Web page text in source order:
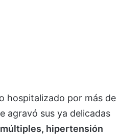
hospitalizado por más de
agravó sus ya delicadas
hipertensión